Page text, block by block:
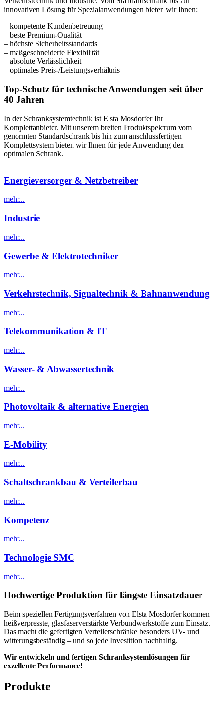
innovativen Lösung für Spezialanwendungen bieten wir Ihnen:
– kompetente Kundenbetreuung
– beste Premium-Qualität
– höchste Sicherheitsstandards
– maßgeschneiderte Flexibilität
– absolute Verlässlichkeit
– optimales Preis-/Leistungsverhältnis
Top-Schutz für technische Anwendungen seit über
40 Jahren
In der Schranksystemtechnik ist Elsta Mosdorfer Ihr
Komplettanbieter. Mit unserem breiten Produktspektrum vom
genormten Standardschrank bis hin zum anschlussfertigen
Komplettsystem bieten wir Ihnen für jede Anwendung den
optimalen Schrank.
Energieversorger & Netzbetreiber
mehr...
Industrie
mehr...
Gewerbe & Elektrotechniker
mehr...
Verkehrstechnik, Signaltechnik & Bahnanwendung
mehr...
Telekommunikation & IT
mehr...
Wasser- & Abwassertechnik
mehr...
Photovoltaik & alternative Energien
mehr...
E-Mobility
mehr...
Schaltschrankbau & Verteilerbau
mehr...
Kompetenz
mehr...
Technologie SMC
mehr...
Hochwertige Produktion für längste Einsatzdauer
Beim speziellen Fertigungsverfahren von Elsta Mosdorfer kommen
heißverpresste, glasfaserverstärkte Verbundwerkstoffe zum Einsatz.
Das macht die gefertigten Verteilerschränke besonders UV- und
witterungsbeständig – und so jede Investition nachhaltig.
Wir entwickeln und fertigen Schranksystemlösungen für
exzellente Performance!
Produkte